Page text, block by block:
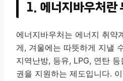
1. 에너지바우처란
에너지바우처는 에너지 취약
게, 겨울에는 따뜻하게 지낼
지역난방, 등유, LPG, 연탄
권을 지원하는 제도입니다.